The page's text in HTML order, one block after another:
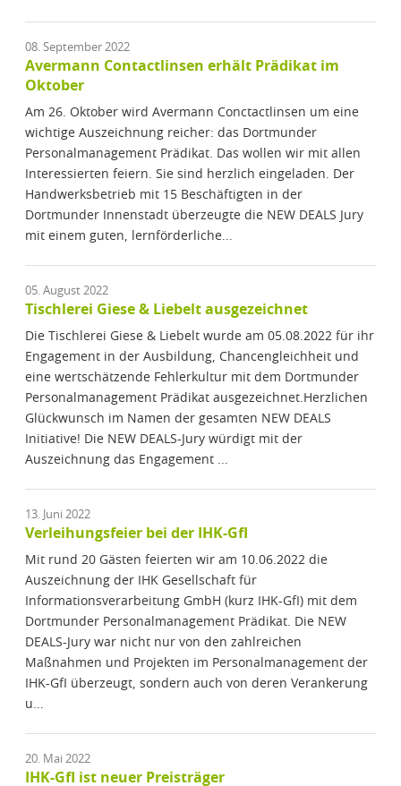
08. September 2022
Avermann Contactlinsen erhält Prädikat im
Oktober
Am 26. Oktober wird Avermann Conctactlinsen um eine
wichtige Auszeichnung reicher: das Dortmunder
Personalmanagement Prädikat. Das wollen wir mit allen
Interessierten feiern. Sie sind herzlich eingeladen. Der
Handwerksbetrieb mit 15 Beschäftigten in der
Dortmunder Innenstadt überzeugte die NEW DEALS Jury
mit einem guten, lernförderliche...
05. August 2022
Tischlerei Giese & Liebelt ausgezeichnet
Die Tischlerei Giese & Liebelt wurde am 05.08.2022 für ihr
Engagement in der Ausbildung, Chancengleichheit und
eine wertschätzende Fehlerkultur mit dem Dortmunder
Personalmanagement Prädikat ausgezeichnet.Herzlichen
Glückwunsch im Namen der gesamten NEW DEALS
Initiative! Die NEW DEALS-Jury würdigt mit der
Auszeichnung das Engagement ...
13. Juni 2022
Verleihungsfeier bei der IHK-GfI
Mit rund 20 Gästen feierten wir am 10.06.2022 die
Auszeichnung der IHK Gesellschaft für
Informationsverarbeitung GmbH (kurz IHK-GfI) mit dem
Dortmunder Personalmanagement Prädikat. Die NEW
DEALS-Jury war nicht nur von den zahlreichen
Maßnahmen und Projekten im Personalmanagement der
IHK-GfI überzeugt, sondern auch von deren Verankerung
u...
20. Mai 2022
IHK-GfI ist neuer Preisträger